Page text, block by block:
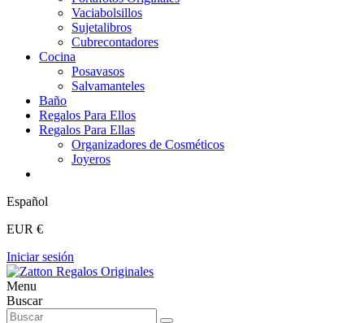
Vaciabolsillos
Sujetalibros
Cubrecontadores
Cocina
Posavasos
Salvamanteles
Baño
Regalos Para Ellos
Regalos Para Ellas
Organizadores de Cosméticos
Joyeros
Español
EUR €
Iniciar sesión
Menu
Buscar